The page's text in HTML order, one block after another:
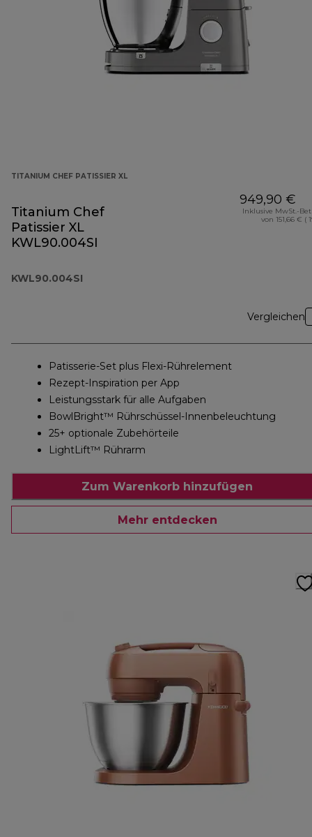
TITANIUM CHEF PATISSIER XL
Titanium Chef
Patissier XL
KWL90.004SI
KWL90.004SI
949,90 €
Inklusive MwSt.-
von 151,66 € (
Vergleichen
Patisserie-Set plus Flexi-Rührelement
Rezept-Inspiration per App
Leistungsstark für alle Aufgaben
BowlBright™ Rührschüssel-Innenbeleuchtung
25+ optionale Zubehörteile
LightLift™ Rührarm
Zum Warenkorb hinzufügen
Mehr entdecken